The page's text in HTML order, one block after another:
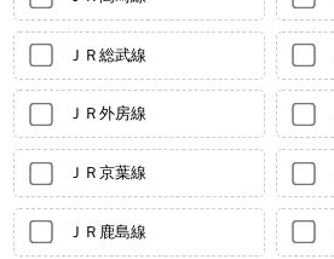
ＪＲ総武線
ＪＲ外房線
ＪＲ京葉線
ＪＲ鹿島線